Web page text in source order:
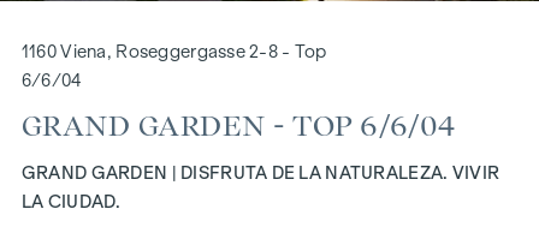
1160 Viena, Roseggergasse 2-8 - Top
6/6/04
GRAND GARDEN - TOP 6/6/04
GRAND GARDEN | DISFRUTA DE LA NATURALEZA. VIVIR
LA CIUDAD.